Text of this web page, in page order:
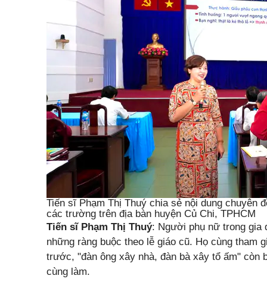
Tiến sĩ Phạm Thị Thuý chia sẻ nội dung chuyên
các trường trên địa bàn huyện Củ Chi, TPHCM
Tiến sĩ Phạm Thị Thuý: Người phụ nữ trong gia
những ràng buộc theo lễ giáo cũ. Họ cùng tham
trước, "đàn ông xây nhà, đàn bà xây tổ ấm" còn
cùng làm.